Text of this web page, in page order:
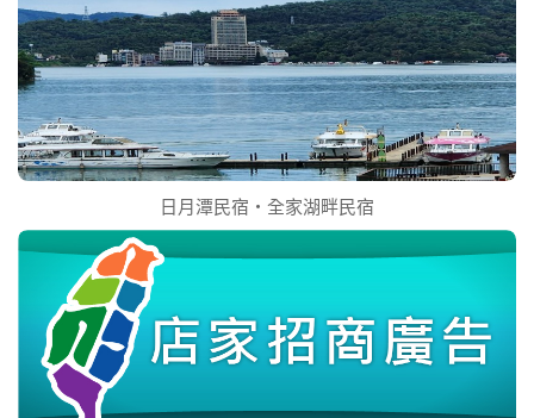
日月潭民宿‧全家湖畔民宿